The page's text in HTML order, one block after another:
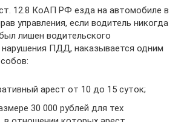
12.8 КоАП РФ езда на автомобиле в
управления, если водитель никогда
лишен водительского
нарушения ПДД, наказывается одним
арест от 10 до 15 суток;
30 000 рублей для тех